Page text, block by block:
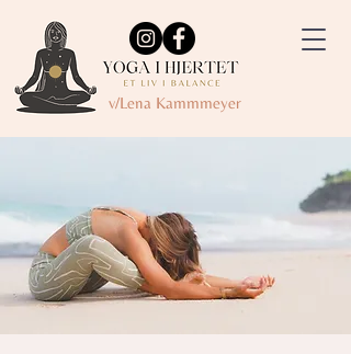
v/Lena Kammmeyer